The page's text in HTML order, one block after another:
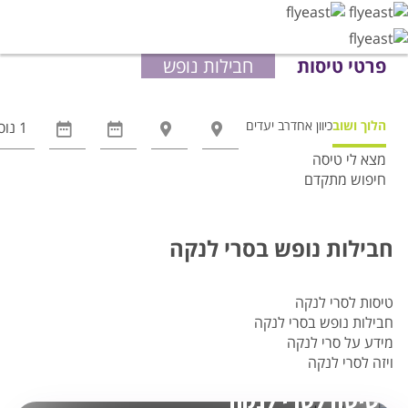
פרטי טיסות חבילות נופש
הלוך ושובכיוון אחדרב יעדים
מצא לי טיסה
חיפוש מתקדם
הנוספות
מוצגות
הכפתור
חבילות נופש בסרי לנקה
טיסות לסרי לנקה
חבילות נופש בסרי לנקה
מידע על סרי לנקה
ויזה לסרי לנקה
טיסה לסרי לנקה